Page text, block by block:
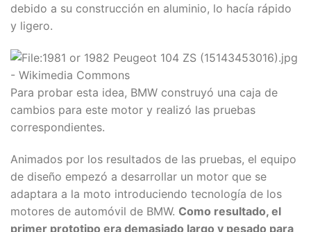
debido a su construcción en aluminio, lo hacía rápido
y ligero.
Para probar esta idea, BMW construyó una caja de
cambios para este motor y realizó las pruebas
correspondientes.
Animados por los resultados de las pruebas, el equipo
de diseño empezó a desarrollar un motor que se
adaptara a la moto introduciendo tecnología de los
motores de automóvil de BMW. Como resultado, el
primer prototipo era demasiado largo y pesado para